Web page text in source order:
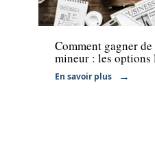
Finance
Comment gagner
mineur : les options
En savoir plus